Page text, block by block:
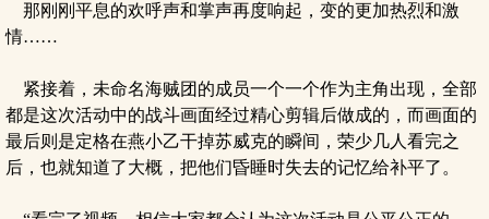
那刚刚平息的欢呼声和掌声再度响起，变的更加热烈和激
情……
紧接着，未命名海贼团的成员一个一个作为主角出现，全部
都是这次活动中的战斗画面经过精心剪辑后做成的，而画面的
最后则是定格在燕小乙干掉苏威克的瞬间，荣少几人看完之
后，也就知道了大概，把他们昏睡时失去的记忆给补平了。